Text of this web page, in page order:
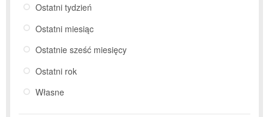
Ostatni tydzień
Ostatni miesiąc
Ostatnie sześć miesięcy
Ostatni rok
Własne